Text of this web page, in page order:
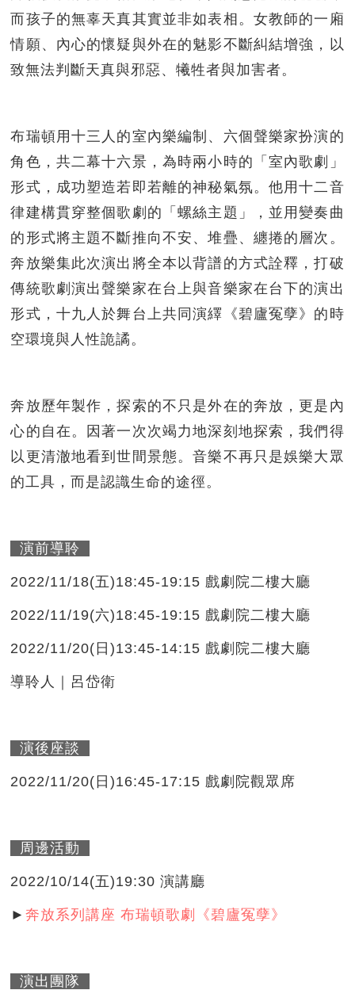
而孩子的無辜天真其實並非如表相。女教師的一廂
情願、內心的懷疑與外在的魅影不斷糾結增強，以
致無法判斷天真與邪惡、犧牲者與加害者。
布瑞頓用十三人的室內樂編制、六個聲樂家扮演的
角色，共二幕十六景，為時兩小時的「室內歌劇」
形式，成功塑造若即若離的神秘氣氛。他用十二音
律建構貫穿整個歌劇的「螺絲主題」，並用變奏曲
的形式將主題不斷推向不安、堆疊、纏捲的層次。
奔放樂集此次演出將全本以背譜的方式詮釋，打破
傳統歌劇演出聲樂家在台上與音樂家在台下的演出
形式，十九人於舞台上共同演繹《碧廬冤孽》的時
空環境與人性詭譎。
奔放歷年製作，探索的不只是外在的奔放，更是內
心的自在。因著一次次竭力地深刻地探索，我們得
以更清澈地看到世間景態。音樂不再只是娛樂大眾
的工具，而是認識生命的途徑。
演前導聆
2022/11/18(五)18:45-19:15 戲劇院二樓大廳
2022/11/19(六)18:45-19:15 戲劇院二樓大廳
2022/11/20(日)13:45-14:15 戲劇院二樓大廳
導聆人｜呂岱衛
演後座談
2022/11/20(日)16:45-17:15 戲劇院觀眾席
周邊活動
2022/10/14(五)19:30 演講廳
►奔放系列講座 布瑞頓歌劇《碧廬冤孽》
演出團隊